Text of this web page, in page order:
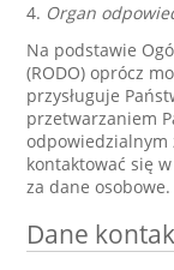
4. Organ
Na podstawie
(RODO) oprócz
przysługuje
przetwarzaniem
odpowiedzialnym
kontaktować się
za dane osobowe.
Dane